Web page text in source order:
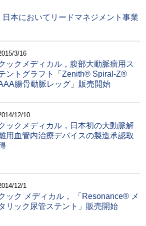
日本においてリードマネジメント事業
3/16
ックメディカル，腹部大動脈瘤用ス
ントグラフト「Zenith® Spiral-Z®
腸骨動脈レッグ」販売開始
12/10
ックメディカル，日本初の大動脈解
用血管内治療デバイスの製造承認取
12/1
ック メディカル， 「Resonance® メ
リック尿管ステント」販売開始